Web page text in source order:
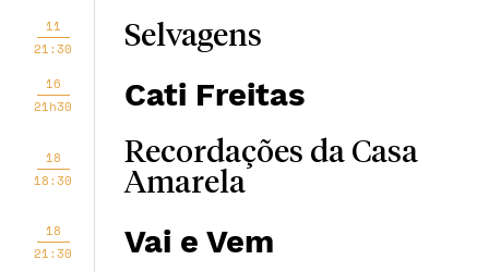
11
21:30
Selvagens
16
21h30
Cati Freitas
18
18:30
Recordações da Casa
Amarela
18
21:30
Vai e Vem